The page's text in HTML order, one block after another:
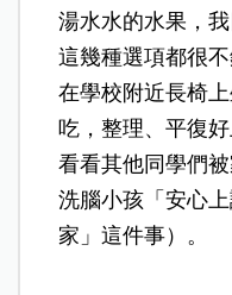
湯水水的水果，
這幾種選項都很
在學校附近長椅
吃，整理、平復
看看其他同學們
洗腦小孩「安心
家」這件事）。